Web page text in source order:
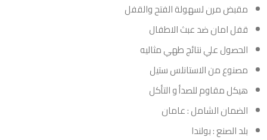
مقبض مرن لسهولة الفتح والقفل
قفل امان ضد عبث الاطفال
الحصول علي نتائج طهي مثاليه
مصنوع من الاستانلس ستيل
هيكل مقاوم للصدأ و التأكل
الضمان الشامل : عامان
بلد الصنع : بولندا